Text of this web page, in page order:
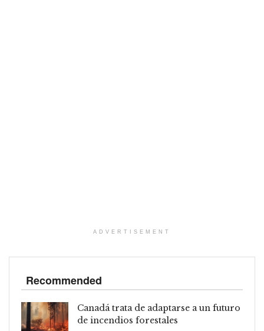
ADVERTISEMENT
Recommended
Canadá trata de adaptarse a un futuro
de incendios forestales